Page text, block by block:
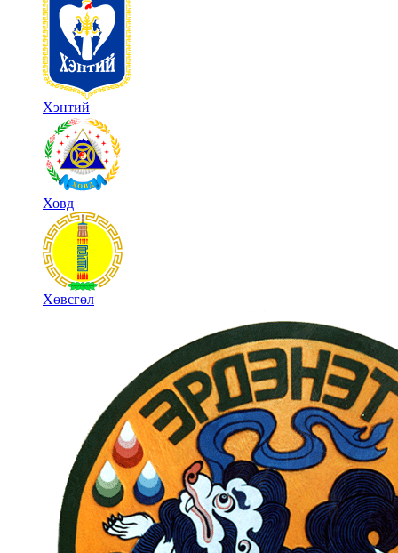
Хэнтий
Ховд
Хөвсгөл